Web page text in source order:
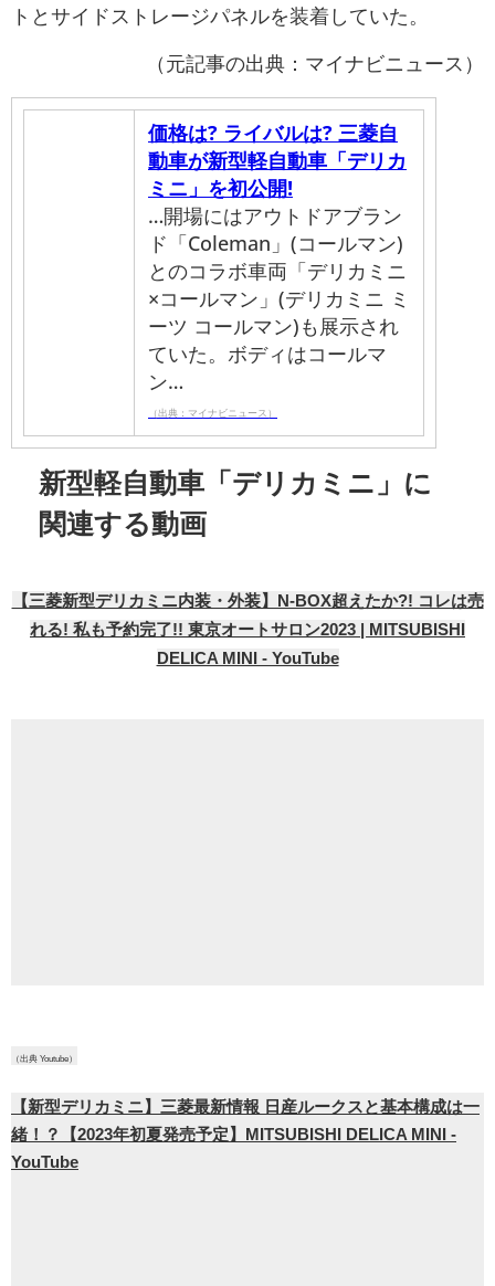
トとサイドストレージパネルを装着していた。
（元記事の出典：マイナビニュース）
価格は? ライバルは? 三菱自
動車が新型軽自動車「デリカ
ミニ」を初公開!
…開場にはアウトドアブラン
ド「Coleman」(コールマン)
とのコラボ車両「デリカミニ
×コールマン」(デリカミニ ミ
ーツ コールマン)も展示され
ていた。ボディはコールマ
ン…
（出典：マイナビニュース）
新型軽自動車「デリカミニ」に
関連する動画
【三菱新型デリカミニ内装・外装】N-BOX超えたか?! コレは売
れる! 私も予約完了!! 東京オートサロン2023 | MITSUBISHI
DELICA MINI - YouTube
（出典 Youtube）
【新型デリカミニ】三菱最新情報 日産ルークスと基本構成は一
緒！？【2023年初夏発売予定】MITSUBISHI DELICA MINI -
YouTube